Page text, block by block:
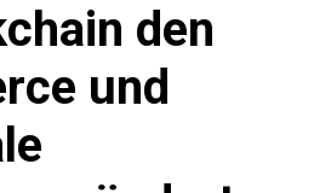
den
und